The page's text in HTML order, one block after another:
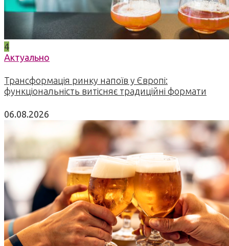
4
Актуально
Трансформація ринку напоїв у Європі:
функціональність витісняє традиційні формати
06.08.2026